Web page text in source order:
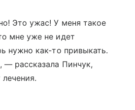
Это ужас! У меня такое
мне уже не идет
нужно как-то привыкать.
— рассказала Пинчук,
лечения.